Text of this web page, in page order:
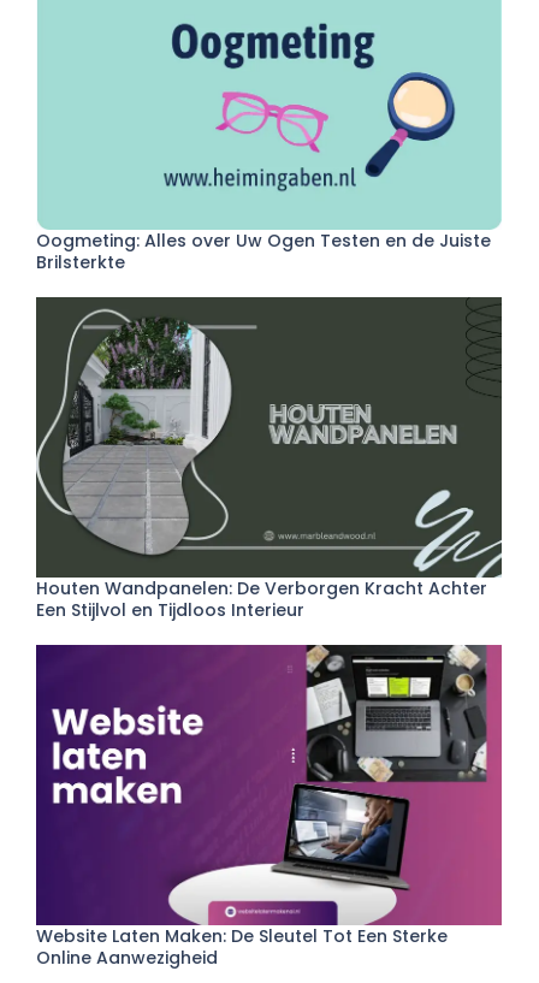
Oogmeting: Alles over Uw Ogen Testen en de Juiste
Brilsterkte
Houten Wandpanelen: De Verborgen Kracht Achter
Een Stijlvol en Tijdloos Interieur
Website Laten Maken: De Sleutel Tot Een Sterke
Online Aanwezigheid